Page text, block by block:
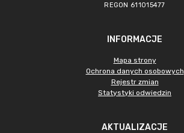
REGON 611015477
INFORMACJE
Mapa strony
Ochrona danych osobowych
Rejestr zmian
Statystyki odwiedzin
AKTUALIZACJE